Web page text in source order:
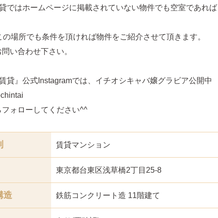
ではホームページに掲載されていない物件でも空室であれ
の場所でも条件を頂ければ物件をご紹介させて頂きます。
い合わせ下さい。
貸』公式Instagramでは、イチオシキャバ嬢グラビア公開中
ォローしてください^^
賃貸マンション
東京都台東区浅草橋2丁目25-8
造 鉄筋コンクリート造 11階建て